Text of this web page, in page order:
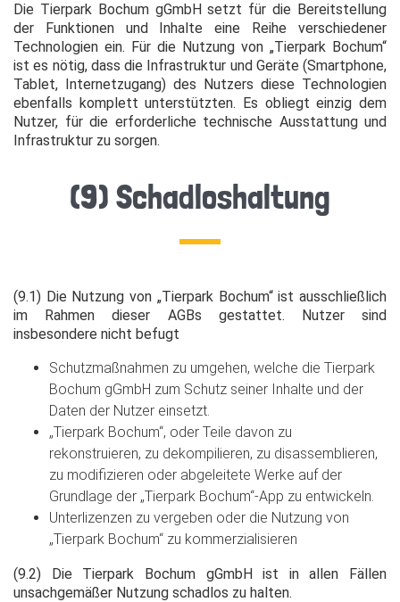
Die Tierpark Bochum gGmbH setzt für die Bereitstellung
der Funktionen und Inhalte eine Reihe verschiedener
Technologien ein. Für die Nutzung von „Tierpark Bochum“
ist es nötig, dass die Infrastruktur und Geräte (Smartphone,
Tablet, Internetzugang) des Nutzers diese Technologien
ebenfalls komplett unterstützten. Es obliegt einzig dem
Nutzer, für die erforderliche technische Ausstattung und
Infrastruktur zu sorgen.
(9) Schadloshaltung
(9.1) Die Nutzung von „Tierpark Bochum“ ist ausschließlich
im Rahmen dieser AGBs gestattet. Nutzer sind
insbesondere nicht befugt
Schutzmaßnahmen zu umgehen, welche die Tierpark
Bochum gGmbH zum Schutz seiner Inhalte und der
Daten der Nutzer einsetzt.
„Tierpark Bochum“, oder Teile davon zu
rekonstruieren, zu dekompilieren, zu disassemblieren,
zu modifizieren oder abgeleitete Werke auf der
Grundlage der „Tierpark Bochum“-App zu entwickeln.
Unterlizenzen zu vergeben oder die Nutzung von
„Tierpark Bochum“ zu kommerzialisieren
(9.2) Die Tierpark Bochum gGmbH ist in allen Fällen
unsachgemäßer Nutzung schadlos zu halten.